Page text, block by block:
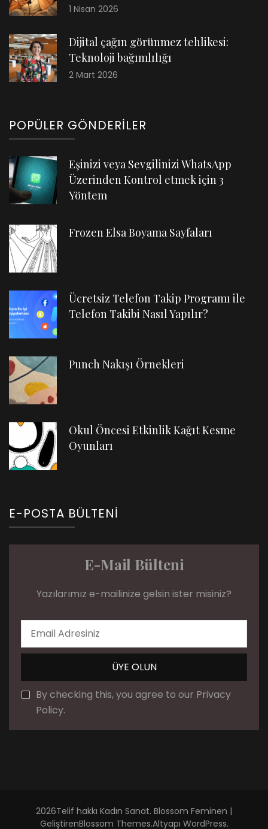
1 Nisan 2026
Dijital çağın görünmez tehlikesi:
Teknoloji bağımlılığı
2 Mart 2026
POPÜLER GÖNDERILER
Eşinizi veya Sevgilinizi WhatsApp
Üzerinden Kontrol etmek için 3
Yöntem
Frozen Elsa Boyama Sayfaları
Ücretsiz Telefon Takip Programı ile
Telefon Takibi Nasıl Yapılır?
Punch Nakışı Örnekleri
Okul Öncesi Etkinlik Kağıt Kesme
Oyunları
E-POSTA BÜLTENI
E-Mail Bülteni
Yazılarımız e-mailinize gelsin ister misiniz?
By checking this, you agree to our Privacy
Policy.
2026Telif hakkı Kadın Sanat. Blossom Feminen |
GeliştirenBlossom Themes.Altyapı WordPress.